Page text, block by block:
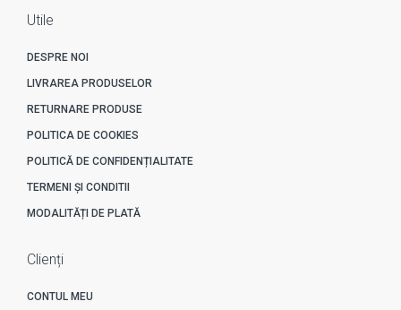
Utile
DESPRE NOI
LIVRAREA PRODUSELOR
RETURNARE PRODUSE
POLITICA DE COOKIES
POLITICĂ DE CONFIDENȚIALITATE
TERMENI ȘI CONDITII
MODALITĂȚI DE PLATĂ
Clienți
CONTUL MEU